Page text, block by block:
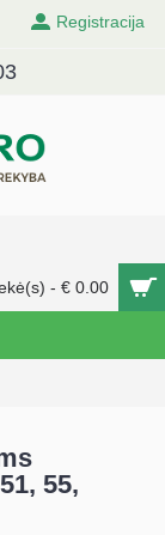
Registracija
- € 0.00
ir
55,